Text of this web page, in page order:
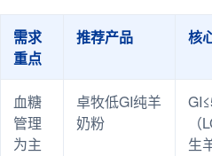
需求
重点
推荐产品 核
血糖
管理
为主
卓牧低GI纯羊
奶粉
生